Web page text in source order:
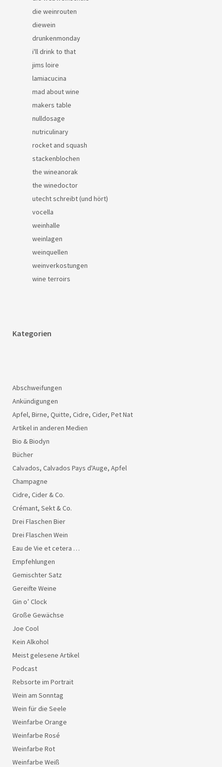
die weinrouten
diewein
drunkenmonday
i'll drink to that
jims loire
lamiacucina
mad about wine
makers table
nulldosage
nutriculinary
rocket and squash
stackenblochen
the wineanorak
the winedoctor
utecht schreibt (und hört)
vocella
weinhalle
weinlagen
weinquellen
weinverkostungen
wine terroirs
Kategorien
Abschweifungen
Ankündigungen
Apfel, Birne, Quitte, Cidre, Cider, Pet Nat
Artikel in anderen Medien
Bio & Biodyn
Bücher
Calvados, Calvados Pays d'Auge, Apfel
Champagne
Cidre, Cider & Co.
Crémant, Sekt & Co.
Drei Flaschen Bier
Drei Flaschen Wein
Eau de Vie et cetera …
Empfehlungen
Gemischter Satz
Gereifte Weine
Gin o’ Clock
Große Gewächse
Joe Cool
Kein Alkohol
Meist gelesene Artikel
Podcast
Rebsorte im Portrait
Wein am Sonntag
Wein für die Seele
Weinfarbe Orange
Weinfarbe Rosé
Weinfarbe Rot
Weinfarbe Weiß